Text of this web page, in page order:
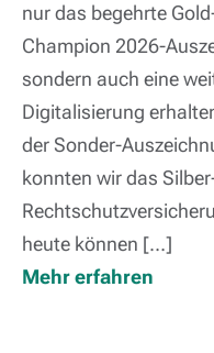
nur das begehrte
Champion 2026-
sondern auch eine
Digitalisierung
der Sonder-
konnten wir das
heute können […]
Mehr erfahren